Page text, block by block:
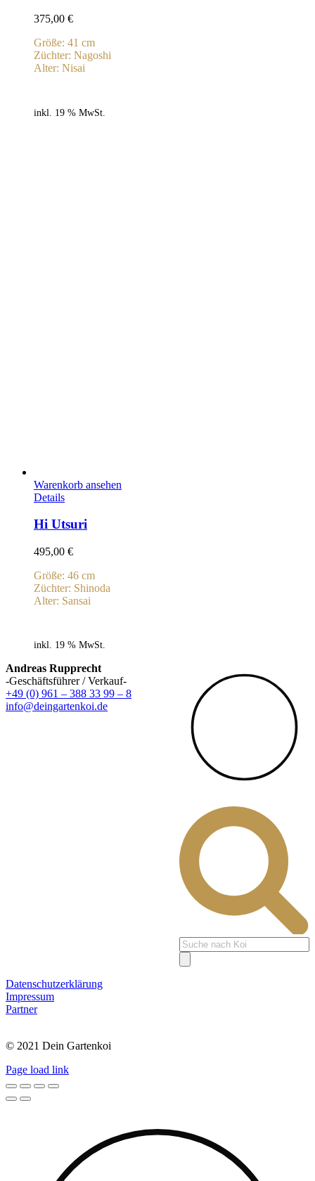
375,00 €
Größe: 41 cm
Züchter: Nagoshi
Alter: Nisai
inkl. 19 % MwSt.
Warenkorb ansehen
Details
Hi Utsuri
495,00 €
Größe: 46 cm
Züchter: Shinoda
Alter: Sansai
inkl. 19 % MwSt.
Products
search
Andreas Rupprecht
-Geschäftsführer / Verkauf-
+49 (0) 961 – 388 33 99 – 8
info@deingartenkoi.de
Datenschutzerklärung
Impressum
Partner
© 2021 Dein Gartenkoi
Page load link